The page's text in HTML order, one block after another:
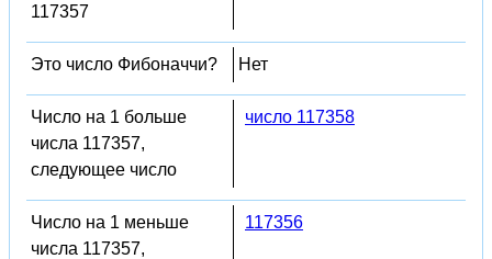
117357
Это число Фибоначчи? Нет
Число на 1 больше
числа 117357,
следующее число
число 117358
Число на 1 меньше
числа 117357,
117356